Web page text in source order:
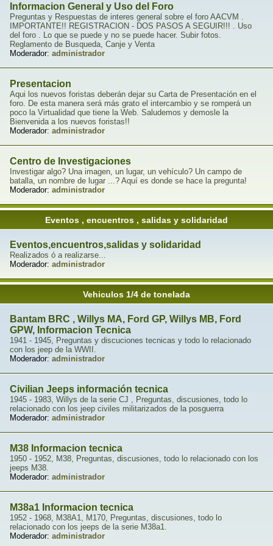
Informacion General y Uso del Foro
Preguntas y Respuestas de interes general sobre el foro AACVM .
IMPORTANTE!! REGISTRACION - DOS PASOS A SEGUIR!!! . Uso
del foro . Lo que se puede y no se puede hacer. Subir fotos.
Reglamento de Busqueda, Canje y Venta
Moderador: administrador
Presentacion
Aqui los nuevos foristas deberán dejar su Carta de Presentación en el
foro. De esta manera será más grato el intercambio y se romperá un
poco la Virtualidad que tiene la Web. Saludemos y demosle la
Bienvenida a los nuevos foristas!!
Moderador: administrador
Centro de Investigaciones
Investigar algo? Una imagen, un lugar, un vehículo? Un campo de
batalla, un nombre de lugar ...? Aquí es donde se hace la pregunta!
Moderador: administrador
Eventos , encuentros , salidas y solidaridad
Eventos,encuentros,salidas y solidaridad
Realizados ó a realizarse...
Moderador: administrador
Vehiculos 1/4 de tonelada
Bantam BRC , Willys MA, Ford GP, Willys MB, Ford
GPW, Informacion Tecnica
1941 - 1945, Preguntas y discuciones tecnicas y todo lo relacionado
con los jeep de la WWII.
Moderador: administrador
Civilian Jeeps información tecnica
1945 - 1983, Willys de la serie CJ , Preguntas, discusiones, todo lo
relacionado con los jeep civiles militarizados de la posguerra
Moderador: administrador
M38 Informacion tecnica
1950 - 1952, M38, Preguntas, discusiones, todo lo relacionado con los
jeeps M38.
Moderador: administrador
M38a1 Informacion tecnica
1952 - 1968, M38A1, M170, Preguntas, discusiones, todo lo
relacionado con los jeeps de la serie M38a1.
Moderador: administrador